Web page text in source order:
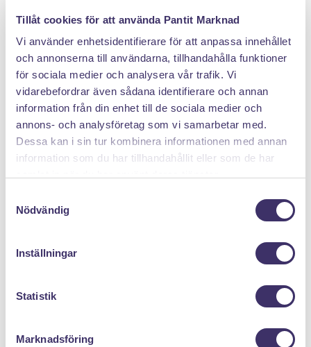
Tillåt cookies för att använda Pantit Marknad
Vi använder enhetsidentifierare för att anpassa innehållet
och annonserna till användarna, tillhandahålla funktioner
för sociala medier och analysera vår trafik. Vi
vidarebefordrar även sådana identifierare och annan
information från din enhet till de sociala medier och
annons- och analysföretag som vi samarbetar med.
Dessa kan i sin tur kombinera informationen med annan
information som du har tillhandahållit eller som de har
Nödvändig
Inställningar
Statistik
Marknadsföring
PANTIT SVERIGE AB
Org.nr: 559222 - 1260
Epost :
info@pantit.se
Telefontider: Mån - Fre, 09:00 - 17:00